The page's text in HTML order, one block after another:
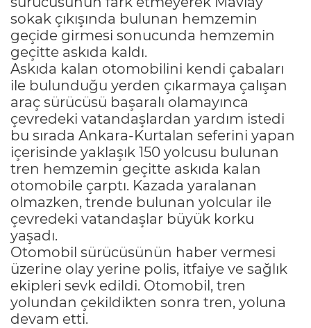
sokak çıkışında bulunan hemzemin
geçide girmesi sonucunda hemzemin
geçitte askıda kaldı.
Askıda kalan otomobilini kendi çabaları
ile bulunduğu yerden çıkarmaya çalışan
araç sürücüsü başaralı olamayınca
çevredeki vatandaşlardan yardım istedi
bu sırada Ankara-Kurtalan seferini yapan
içerisinde yaklaşık 150 yolcusu bulunan
tren hemzemin geçitte askıda kalan
otomobile çarptı. Kazada yaralanan
olmazken, trende bulunan yolcular ile
çevredeki vatandaşlar büyük korku
yaşadı.
Otomobil sürücüsünün haber vermesi
üzerine olay yerine polis, itfaiye ve sağlık
ekipleri sevk edildi. Otomobil, tren
yolundan çekildikten sonra tren, yoluna
devam etti.